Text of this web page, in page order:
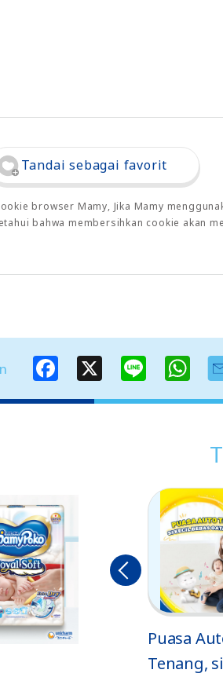
Tandai sebagai favorit
browser Mamy, Jika Mamy
bahwa membersihkan cookie akan
e e t
Puasa
Tenang, si
Sebelu
mnya